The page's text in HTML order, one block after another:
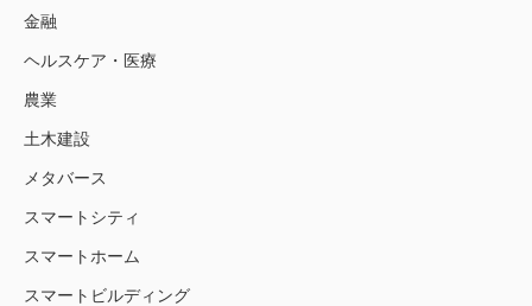
金融
ヘルスケア・医療
農業
土木建設
メタバース
スマートシティ
スマートホーム
スマートビルディング